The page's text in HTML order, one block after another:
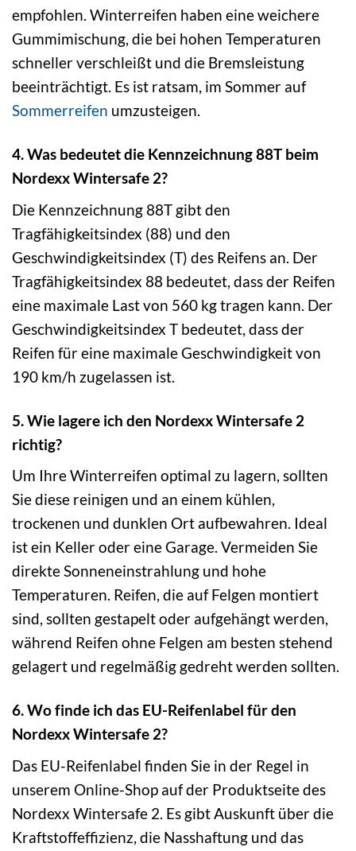
empfohlen. Winterreifen haben eine weichere
Gummimischung, die bei hohen Temperaturen
schneller verschleißt und die Bremsleistung
beeinträchtigt. Es ist ratsam, im Sommer auf
Sommerreifen umzusteigen.
4. Was bedeutet die Kennzeichnung 88T beim
Nordexx Wintersafe 2?
Die Kennzeichnung 88T gibt den
Tragfähigkeitsindex (88) und den
Geschwindigkeitsindex (T) des Reifens an. Der
Tragfähigkeitsindex 88 bedeutet, dass der Reifen
eine maximale Last von 560 kg tragen kann. Der
Geschwindigkeitsindex T bedeutet, dass der
Reifen für eine maximale Geschwindigkeit von
190 km/h zugelassen ist.
5. Wie lagere ich den Nordexx Wintersafe 2
richtig?
Um Ihre Winterreifen optimal zu lagern, sollten
Sie diese reinigen und an einem kühlen,
trockenen und dunklen Ort aufbewahren. Ideal
ist ein Keller oder eine Garage. Vermeiden Sie
direkte Sonneneinstrahlung und hohe
Temperaturen. Reifen, die auf Felgen montiert
sind, sollten gestapelt oder aufgehängt werden,
während Reifen ohne Felgen am besten stehend
gelagert und regelmäßig gedreht werden sollten.
6. Wo finde ich das EU-Reifenlabel für den
Nordexx Wintersafe 2?
Das EU-Reifenlabel finden Sie in der Regel in
unserem Online-Shop auf der Produktseite des
Nordexx Wintersafe 2. Es gibt Auskunft über die
Kraftstoffeffizienz, die Nasshaftung und das